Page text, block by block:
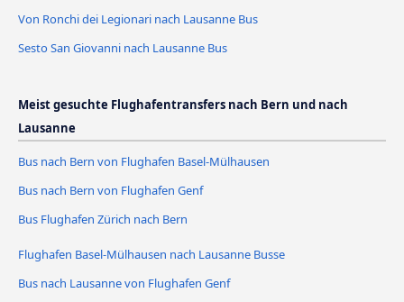
Von Ronchi dei Legionari nach Lausanne Bus
Sesto San Giovanni nach Lausanne Bus
Meist gesuchte Flughafentransfers nach Bern und nach
Lausanne
Bus nach Bern von Flughafen Basel-Mülhausen
Bus nach Bern von Flughafen Genf
Bus Flughafen Zürich nach Bern
Flughafen Basel-Mülhausen nach Lausanne Busse
Bus nach Lausanne von Flughafen Genf